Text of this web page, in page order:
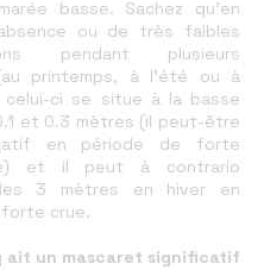
basse. Sachez qu'en
ou de très faibles
pendant plusieurs
printemps, à l'été ou à
celui-ci se situe à la basse
et 0.3 mètres (il peut-être
en période de forte
et il peut à contrario
3 mètres en hiver en
crue.
ait un mascaret significatif